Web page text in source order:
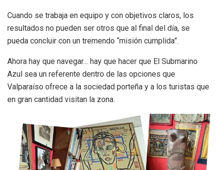
Cuando se trabaja en equipo y con objetivos claros, los
resultados no pueden ser otros que al final del día, se
pueda concluir con un tremendo “misión cumplida”.
Ahora hay que navegar… hay que hacer que El Submarino
Azul sea un referente dentro de las opciones que
Valparaíso ofrece a la sociedad porteña y a los turistas que
en gran cantidad visitan la zona.